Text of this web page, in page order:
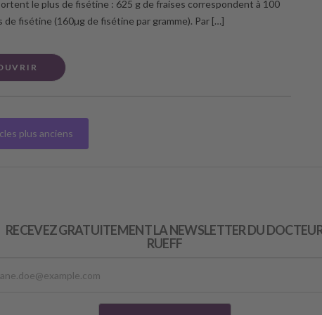
le plus de fisétine : 625 g de fraises correspondent à 100
de fisétine (160µg de fisétine par gramme). Par […]
plus anciens
RECEVEZ GRATUITEMENT LA NEWSLETTER DU
RUEFF